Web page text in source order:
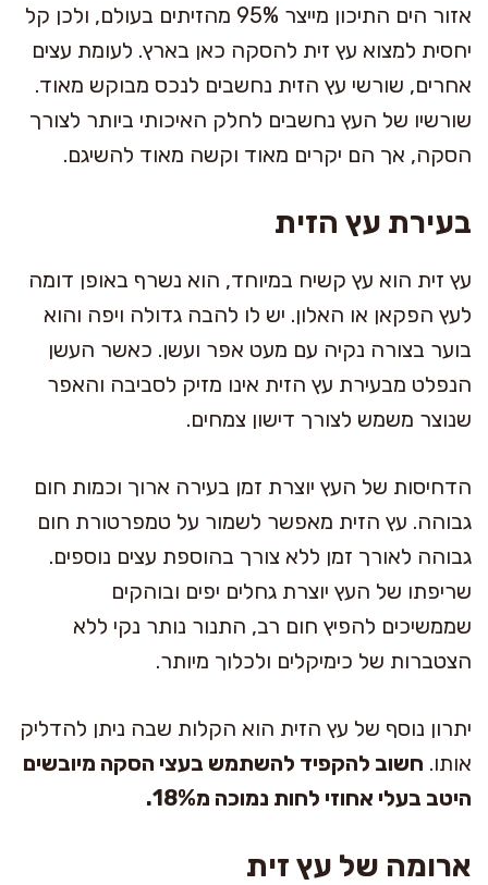
אזור הים התיכון מייצר 95% מהזיתים בעולם, ולכן קל
יחסית למצוא עץ זית להסקה כאן בארץ. לעומת עצים
אחרים, שורשי עץ הזית נחשבים לנכס מבוקש מאוד.
שורשיו של העץ נחשבים לחלק האיכותי ביותר לצורך
הסקה, אך הם יקרים מאוד וקשה מאוד להשיגם.
בעירת עץ הזית
עץ זית הוא עץ קשיח במיוחד, הוא נשרף באופן דומה
לעץ הפקאן או האלון. יש לו להבה גדולה ויפה והוא
בוער בצורה נקיה עם מעט אפר ועשן. כאשר העשן
הנפלט מבעירת עץ הזית אינו מזיק לסביבה והאפר
שנוצר משמש לצורך דישון צמחים.
הדחיסות של העץ יוצרת זמן בעירה ארוך וכמות חום
גבוהה. עץ הזית מאפשר לשמור על טמפרטורת חום
גבוהה לאורך זמן ללא צורך בהוספת עצים נוספים.
שריפתו של העץ יוצרת גחלים יפים ובוהקים
שממשיכים להפיץ חום רב, התנור נותר נקי ללא
הצטברות של כימיקלים ולכלוך מיותר.
יתרון נוסף של עץ הזית הוא הקלות שבה ניתן להדליק
אותו. חשוב להקפיד להשתמש בעצי הסקה מיובשים
היטב בעלי אחוזי לחות נמוכה מ18%.
ארומה של עץ זית